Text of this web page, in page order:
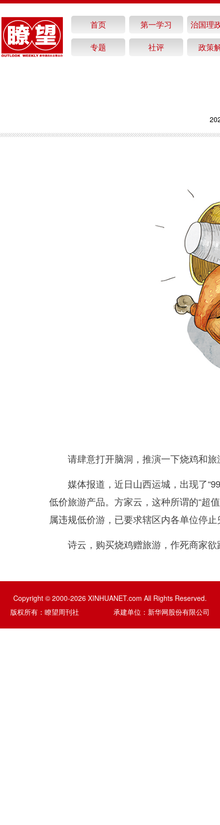
首页 第一学习
治国理
专题
社评 政策
请肆意打开脑洞，推演一下烧鸡和旅
媒体报道，近日山西运城，出现了“99
低价旅游产品。方家云，这种所谓的“超
属违规低价游，已要求辖区内各单位停
诗云，购买烧鸡赠旅游，作死商家欲
Copyright © 2000-2026 XINHUANET.com All Rights Reserved.
版权所有：瞭望周刊社 承建单位：新华网股份有限公司